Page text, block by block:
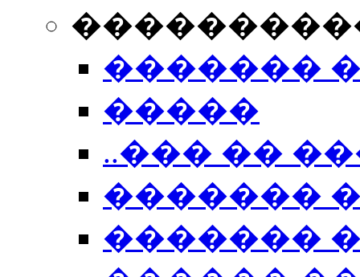
�������
�����
..��� ��
�������
�������